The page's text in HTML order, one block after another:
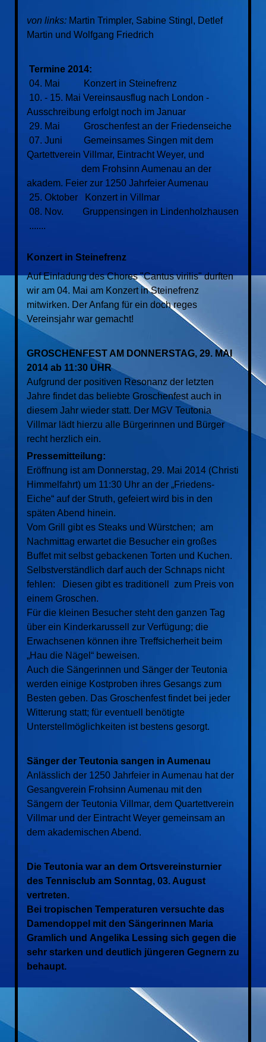
von links:Martin Trimpler, Sabine Stingl, Detlef
Martin und Wolfgang Friedrich
Termine 2014:
04. Mai Konzert in Steinefrenz
10. - 15. Mai Vereinsausflug nach London -
Ausschreibung erfolgt noch im Januar
29. Mai Groschenfest an der Friedenseiche
07. Juni Gemeinsames Singen mit dem
Qartettverein Villmar, Eintracht Weyer, und
dem Frohsinn Aumenau an der
akadem. Feier zur 1250 Jahrfeier Aumenau
25. Oktober Konzert in Villmar
08. Nov. Gruppensingen in Lindenholzhausen
.......
Konzert in Steinefrenz
Auf Einladung des Chores "Cantus virilis" durften
wir am 04. Mai am Konzert in Steinefrenz
mitwirken. Der Anfang für ein doch reges
Vereinsjahr war gemacht!
GROSCHENFEST AM DONNERSTAG, 29. MAI
2014 ab 11:30 UHR
Aufgrund der positiven Resonanz der letzten
Jahre findet das beliebte Groschenfest auch in
diesem Jahr wieder statt. Der MGV Teutonia
Villmar lädt hierzu alle Bürgerinnen und Bürger
recht herzlich ein.
Pressemitteilung:
Eröffnung ist am Donnerstag, 29. Mai 2014 (Christi
Himmelfahrt) um 11:30 Uhr an der „Friedens-
Eiche“ auf der Struth, gefeiert wird bis in den
späten Abend hinein.
Vom Grill gibt es Steaks und Würstchen; am
Nachmittag erwartet die Besucher ein großes
Buffet mit selbst gebackenen Torten und Kuchen.
Selbstverständlich darf auch der Schnaps nicht
fehlen: Diesen gibt es traditionell zum Preis von
einem Groschen.
Für die kleinen Besucher steht den ganzen Tag
über ein Kinderkarussell zur Verfügung; die
Erwachsenen können ihre Treffsicherheit beim
„Hau die Nägel“ beweisen.
Auch die Sängerinnen und Sänger der Teutonia
werden einige Kostproben ihres Gesangs zum
Besten geben. Das Groschenfest findet bei jeder
Witterung statt; für eventuell benötigte
Unterstellmöglichkeiten ist bestens gesorgt.
Sänger der Teutonia sangen in Aumenau
Anlässlich der 1250 Jahrfeier in Aumenau hat der
Gesangverein Frohsinn Aumenau mit den
Sängern der Teutonia Villmar, dem Quartettverein
Villmar und der Eintracht Weyer gemeinsam an
dem akademischen Abend.
Die Teutonia war an dem Ortsvereinsturnier
des Tennisclub am Sonntag, 03. August
vertreten.
Bei tropischen Temperaturen versuchte das
Damendoppel mit den Sängerinnen Maria
Gramlich und Angelika Lessing sich gegen die
sehr starken und deutlich jüngeren Gegnern zu
behaupt.